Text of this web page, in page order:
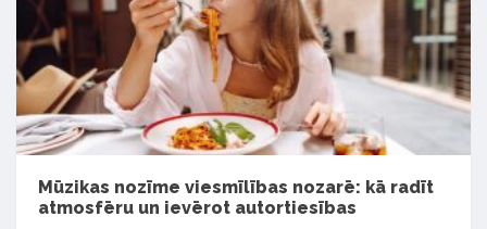
Mūzikas nozīme viesmīlības nozarē: kā radīt
atmosfēru un ievērot autortiesības